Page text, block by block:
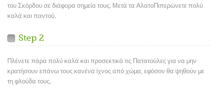
του Σκόρδου σε διάφορα σημεία τους. Μετά τα ΑλατοΠιπερώνετε πολύ
καλά και παντού.
Step 2
Πλένετε πάρα πολύ καλά και προσεκτικά τις Πατατούλες για να μην
κρατήσουν επάνω τους κανένα ίχνος από χώμα, εφόσον θα ψηθούν με
τη φλούδα τους.